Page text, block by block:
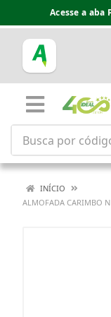
Acesse a aba
INÍCIO
ALMOFADA CARIMBO N